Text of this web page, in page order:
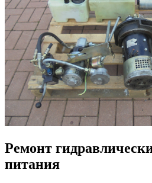
автоматики для
автоматики управления
автоматики
автомобильных
автомоек
автотрансформаторов
багги
бактерицидной лампы
беговых дорожек
бензобуров
бензогенераторов
бензоножниц
бензорезов
бензорезов
беспроводных систем
Ремонт
питания